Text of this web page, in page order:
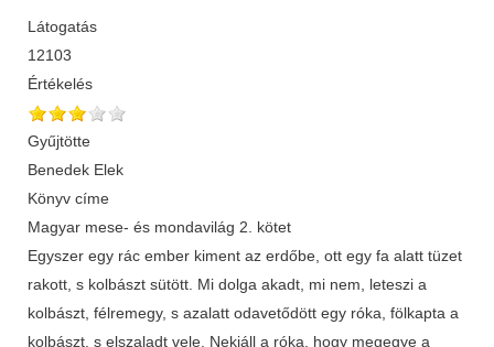
Látogatás
12103
Értékelés
Gyűjtötte
Benedek Elek
Könyv címe
Magyar mese- és mondavilág 2. kötet
Egyszer egy rác ember kiment az erdőbe, ott egy fa alatt tüzet
rakott, s kolbászt sütött. Mi dolga akadt, mi nem, leteszi a
kolbászt, félremegy, s azalatt odavetődött egy róka, fölkapta a
kolbászt, s elszaladt vele. Nekiáll a róka, hogy megegye a